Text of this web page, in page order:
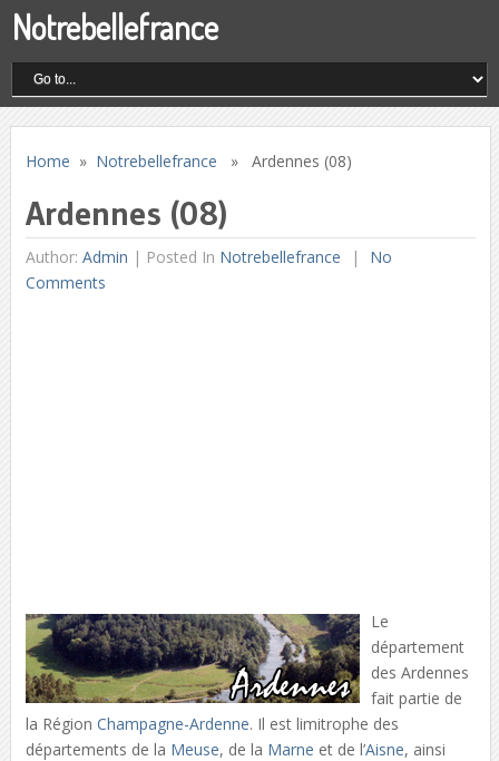
Notrebellefrance
Home » Notrebellefrance » Ardennes (08)
Ardennes (08)
Author: Admin | Posted In Notrebellefrance
No
Comments
Le
département
des Ardennes
fait partie de
la Région Champagne-Ardenne. Il est limitrophe des
départements de la Meuse, de la Marne et de l’Aisne, ainsi